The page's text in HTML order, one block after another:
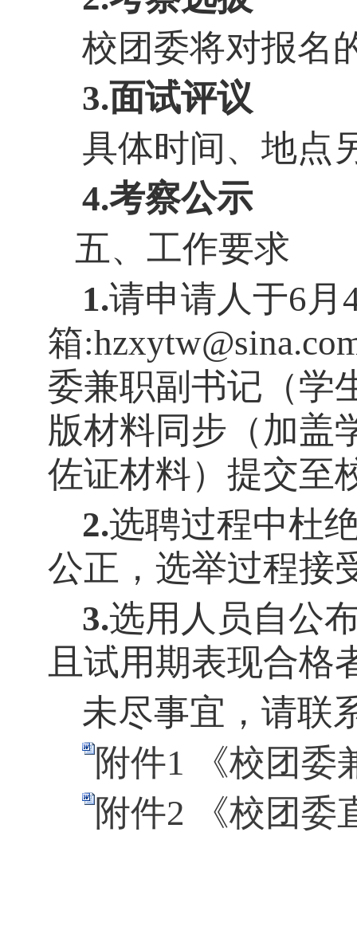
校团委将对报名
3.面试评议
具体时间、地点
4.考察公示
五、工作要求
1.请申请人于6月
箱
委兼职副书记（学
版材料同步（加盖
佐证材料）提交至
2.选聘过程中杜
公正，选举过程接
3.选用人员自公
且试用期表现合格
未尽事宜，请联
附件1 《校团委
附件2 《校团委